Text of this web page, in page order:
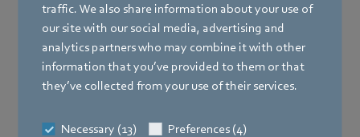
traffic. We also share information about your use of
our site with our social media, advertising and
analytics partners who may combine it with other
information that you’ve provided to them or that
they’ve collected from your use of their services.
Necessary (13)
Preferences (4)